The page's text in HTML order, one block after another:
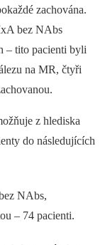
zachována.
bez NAbs
–⁠ tito pacienti byli
na MR, čtyři
z hlediska
do následujících
NAbs,
–⁠ 74 pacienti.